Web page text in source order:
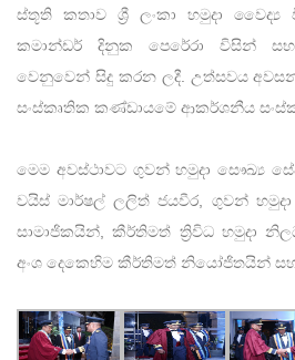
ස්තූති කතාව ශ්‍රී ලංකා හමුදා
කමාන්ඩර් දිනුක පෙරේරා විසින්
වෙනුවෙන් සිදු කරන ලදී. උත්සවය අවසන්
සංස්කෘතික කණ්ඩායමේ ආකර්ශනීය
මෙම අවස්ථාවට ගුවන් හමුදා සෞඛ්‍ය
වයිස් මාර්ෂල් ලලිත් ජයවීර, ගුවන්
සාමාජිකයින්, කීර්තිමත් ත්‍රිවිධ හමුදා
අංශ දෙකෙහිම කීර්තිමත් නියෝජිතයින්